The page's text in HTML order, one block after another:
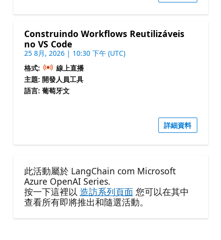
Construindo Workflows Reutilizáveis
no VS Code
25 8月, 2026 | 10:30 下午 (UTC)
格式:
線上直播
主題: 開發人員工具
語言: 葡萄牙文
詳細資料
此活動屬於 LangChain com Microsoft
Azure OpenAI Series.
按一下這裡以 造訪系列頁面您可以在其中
查看所有即將推出和隨選活動。